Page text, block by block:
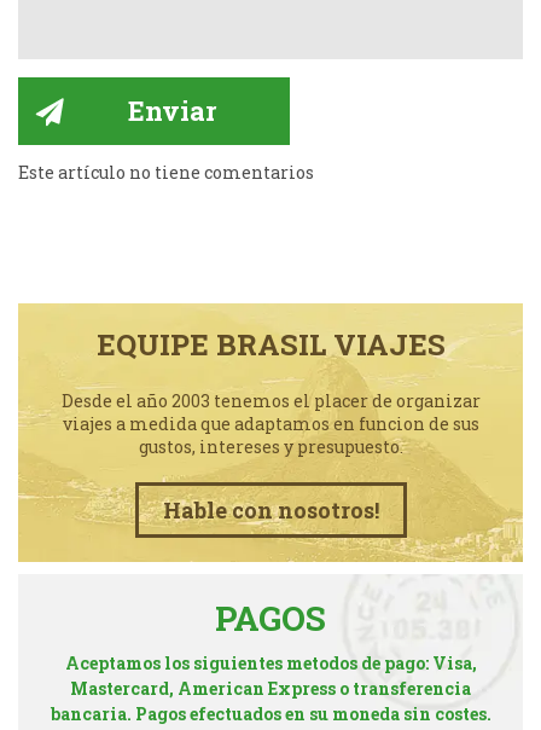
Este artículo no tiene comentarios
EQUIPE BRASIL VIAJES
Desde el año 2003 tenemos el placer de organizar
viajes a medida que adaptamos en funcion de sus
gustos, intereses y presupuesto.
Hable con nosotros!
PAGOS
Aceptamos los siguientes metodos de pago: Visa,
Mastercard, American Express o transferencia
bancaria. Pagos efectuados en su moneda sin costes.